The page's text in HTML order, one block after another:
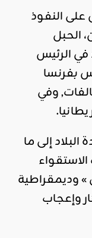
جويلية وانقلاب الرئيس على النفوذ
الحبل
في الرئيس
بفرنسا
وفي
إلى ما
» وديمقراطية
وإعجاب